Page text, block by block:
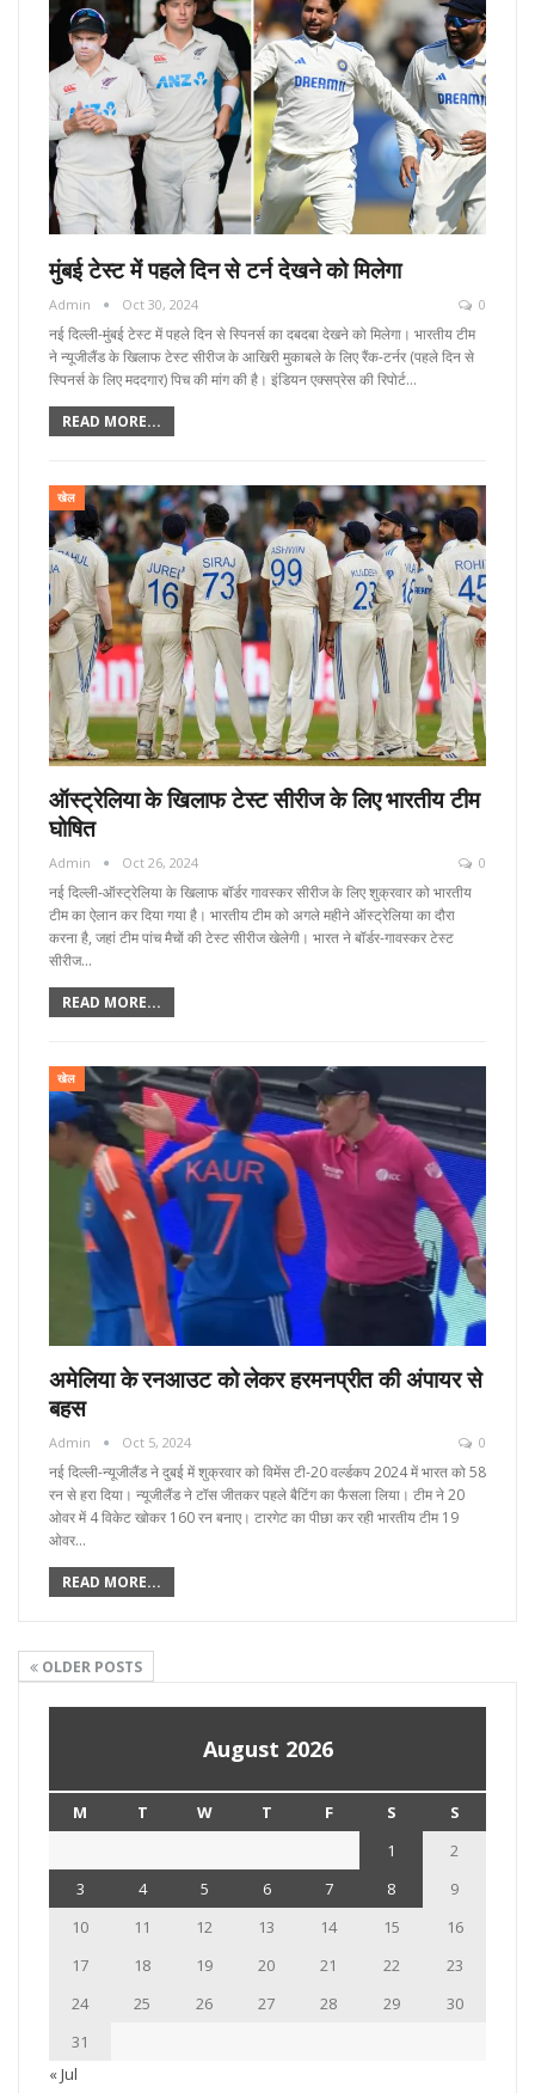
मुंबई टेस्ट में पहले दिन से टर्न देखने को मिलेगा
Admin Oct 30, 2024 0
नई दिल्ली-मुंबई टेस्ट में पहले दिन से स्पिनर्स का दबदबा देखने को मिलेगा। भारतीय टीम
ने न्यूजीलैंड के खिलाफ टेस्ट सीरीज के आखिरी मुकाबले के लिए रैंक-टर्नर (पहले दिन से
स्पिनर्स के लिए मददगार) पिच की मांग की है। इंडियन एक्सप्रेस की रिपोर्ट…
READ MORE...
खेल
ऑस्ट्रेलिया के खिलाफ टेस्ट सीरीज के लिए भारतीय टीम
घोषित
Admin Oct 26, 2024 0
नई दिल्ली-ऑस्ट्रेलिया के खिलाफ बॉर्डर गावस्कर सीरीज के लिए शुक्रवार को भारतीय
टीम का ऐलान कर दिया गया है। भारतीय टीम को अगले महीने ऑस्ट्रेलिया का दौरा
करना है, जहां टीम पांच मैचों की टेस्ट सीरीज खेलेगी। भारत ने बॉर्डर-गावस्कर टेस्ट
सीरीज…
READ MORE...
खेल
अमेलिया के रनआउट को लेकर हरमनप्रीत की अंपायर से
बहस
Admin Oct 5, 2024 0
नई दिल्ली-न्यूजीलैंड ने दुबई में शुक्रवार को विमेंस टी-20 वर्ल्डकप 2024 में भारत को 58
रन से हरा दिया। न्यूजीलैंड ने टॉस जीतकर पहले बैटिंग का फैसला लिया। टीम ने 20
ओवर में 4 विकेट खोकर 160 रन बनाए। टारगेट का पीछा कर रही भारतीय टीम 19
ओवर…
READ MORE...
OLDER POSTS
August 2026
M T W T F S
S
1
2
3
4 5 6 7 8
9
10
11 12 13 14 15
16
17
18 19 20 21 22
23
24
25 26 27 28 29
30
31
« Jul